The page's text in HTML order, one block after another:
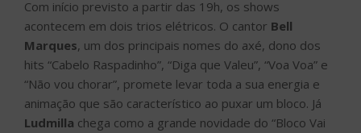
Com início previsto a partir das 19h, os shows
acontecem em dois trios elétricos. O cantor Bell
Marques, um dos principais nomes do axé, dono dos
hits “Cabelo Raspadinho”, “Diga que Valeu”, “Voa Voa” e
“Não vou chorar”, promete levar toda a sua energia e
animação que são característico ao puxar um bloco. Já
Ludmilla chega como a grande novidade do “Bloco Vai